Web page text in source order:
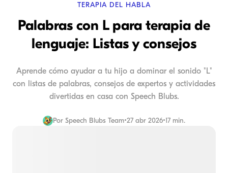
TERAPIA DEL HABLA
Palabras con L para terapia de
lenguaje: Listas y consejos
Aprende cómo ayudar a tu hijo a dominar el sonido "L"
con listas de palabras, consejos de expertos y actividades
divertidas en casa con Speech Blubs.
Por Speech Blubs Team•27 abr 2026•17 min.